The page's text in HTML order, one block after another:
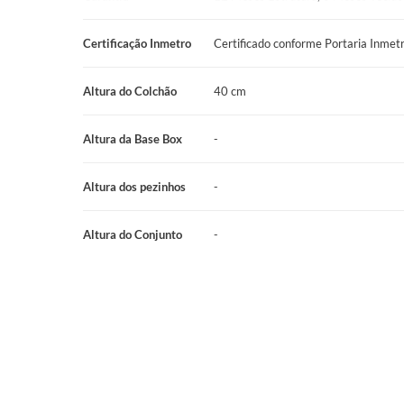
Qualidade de Sono que Transforma Sua Vida: Ao proporcionar
geral, elevando cada momento do seu dia.
Manutenção Simplificada "No Turn": A praticidade é um
desgaste, prolongando sua vida útil com facilidade e sem
Certificação Inmetro Certificado conforme Portaria
Altura do Colchão 40 cm
Altura da Base Box -
Altura dos pezinhos -
Altura do Conjunto -